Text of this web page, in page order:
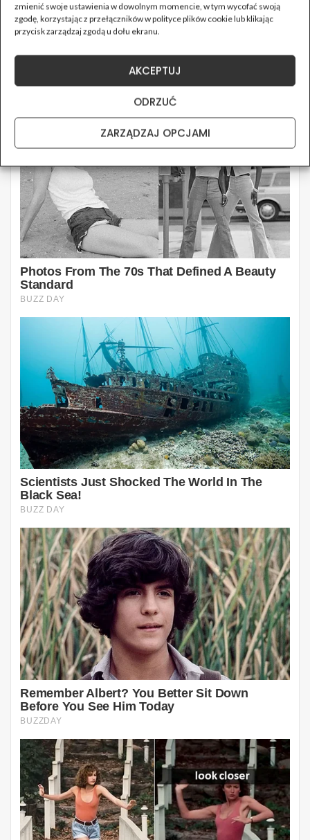
zmienić swoje ustawienia w dowolnym momencie, w tym wycofać swoją
zgodę, korzystając z przełączników w polityce plików cookie lub klikając
przycisk zarządzaj zgodą u dołu ekranu.
AKCEPTUJ
ODRZUĆ
ZARZĄDZAJ OPCJAMI